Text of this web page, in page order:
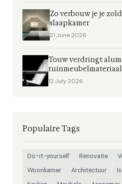
Zo verbouw je je
slaapkamer
21 June 2026
Touw verdringt
tuinmeubelmateriaal
12 July 2026
Populaire Tags
Do-it-yourself Renovatie
Woonkamer
Architectuur